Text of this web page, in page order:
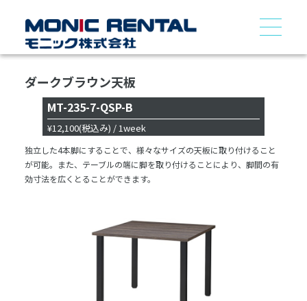
ダークブラウン天板
MT-235-7-QSP-B
¥12,100(税込み) / 1week
独立した4本脚にすることで、様々なサイズの天板に取り付けること
が可能。また、テーブルの端に脚を取り付けることにより、脚間の有
効寸法を広くとることができます。